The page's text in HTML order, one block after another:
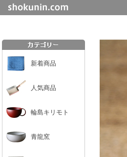
新着商品
人気商品
輪島キリモト
青龍窯